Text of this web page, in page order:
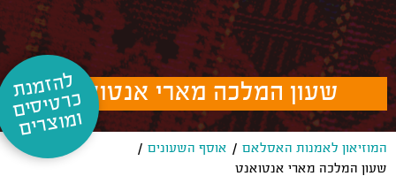
שעון המלכה מארי אנטואנט
המוזיאון לאמנות האסלאם / אוסף השעונים /
שעון המלכה מארי אנטואנט
ל
ה
זמ
נת
כ
רט
יס
ים
ומ
וצ
רים